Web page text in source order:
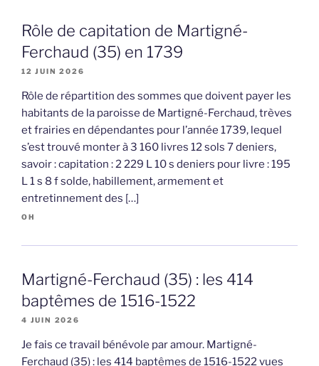
Rôle de capitation de Martigné-
Ferchaud (35) en 1739
12 JUIN 2026
Rôle de répartition des sommes que doivent payer les
habitants de la paroisse de Martigné-Ferchaud, trèves
et frairies en dépendantes pour l’année 1739, lequel
s’est trouvé monter à 3 160 livres 12 sols 7 deniers,
savoir : capitation : 2 229 L 10 s deniers pour livre : 195
L 1 s 8 f solde, habillement, armement et
entretinnement des […]
OH
Martigné-Ferchaud (35) : les 414
baptêmes de 1516-1522
4 JUIN 2026
Je fais ce travail bénévole par amour. Martigné-
Ferchaud (35) : les 414 baptêmes de 1516-1522 vues